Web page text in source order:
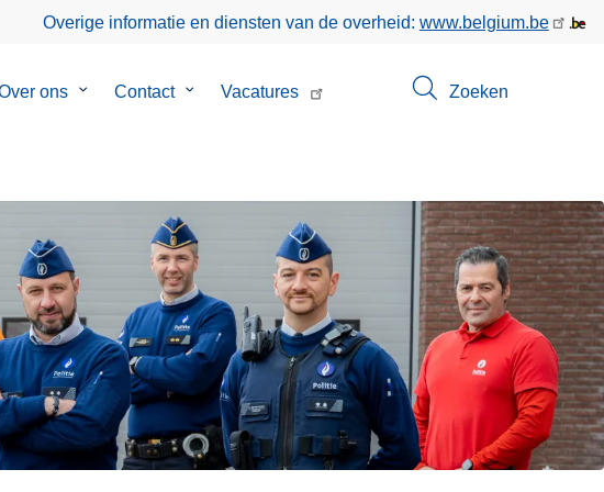
Overige informatie en diensten van de overheid: www.belgium.be
ons Submenu
Contact SubmenuVacatures Zoeken